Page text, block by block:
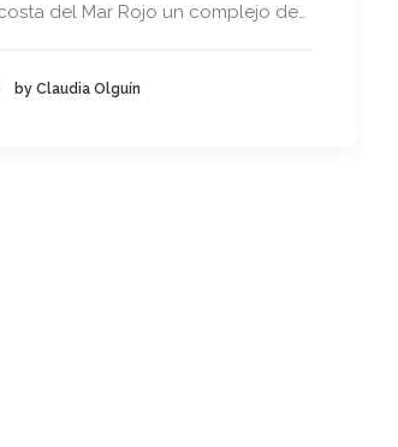
del Mar Rojo un complejo de…
by Claudia Olguín